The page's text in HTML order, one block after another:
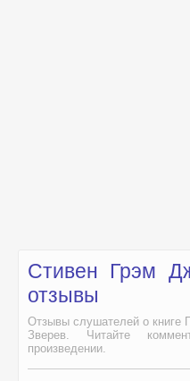
Стивен Грэм
отзывы
Отзывы слушателей о книге
Зверев. Читайте
произведении.